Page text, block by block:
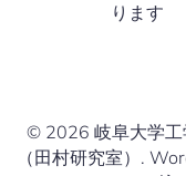
ります
© 2026 岐阜大学工
（田村研究室）.